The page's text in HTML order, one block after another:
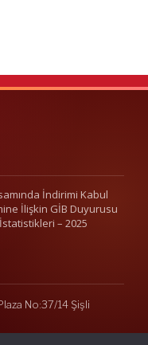
İndirimi Kabul
İlişkin GİB Duyurusu
– 2025
No:37/14 Şişli